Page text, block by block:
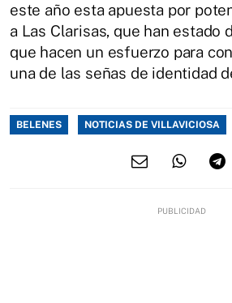
este año esta apuesta por
a Las Clarisas, que han estado
que hacen un esfuerzo para
una de las señas de identidad
BELENES NOTICIAS DE VILLAVICIOSA